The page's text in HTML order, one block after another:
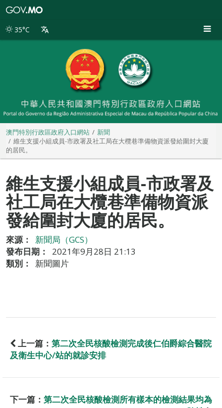
別
35°C
澳門特別行政區政府入口網站
新聞
維生支援小組成員-市政署及社工局在大欖巷準備物資派發給圍封大廈
的居民。
維生支援小組成員-市政署及
社工局在大欖巷準備物資派
發給圍封大廈的居民。
來源：
新聞局（GCS）
發布日期：
2021年9月28日 21:13
類別：
新聞圖片
上一篇： 第二次全民核酸檢測完成後仁伯爵綜合醫院
及衛生中心/站的就診安排
下一篇： 第二次全民核酸檢測所有樣本的檢測結果均為